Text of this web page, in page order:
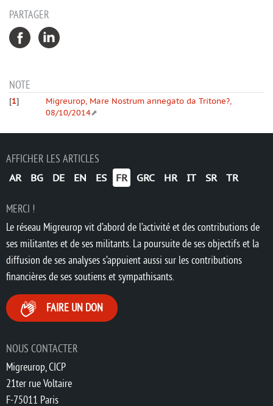
PARTAGER
NOTE
[1]
Migreurop, Mare Nostrum annegato da Tritone?,
08/10/2014
AFFICHER LES ARTICLES
AR BG DE EN ES FR GRC HR IT SR TR
NOUS CONTACTER
Migreurop, CICP
21ter rue Voltaire
F-75011 Paris
MERCI !
Le réseau Migreurop vit d’abord de l’activité et des contributions de
ses militantes et de ses militants. La poursuite de ses objectifs et la
diffusion de ses analyses s’appuient aussi sur les contributions
financières de ses soutiens et sympathisants.
FAIRE UN DON